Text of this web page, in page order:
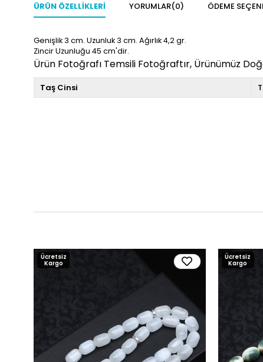
ÜRÜN ÖZELLIKLERI YORUMLAR(0) ÖDEME
Genişlik 3 cm. Uzunluk 3 cm. Ağırlık 4,2gr.
Zincir Uzunluğu 45 cm'dir.
Ürün Fotoğrafı Temsili Fotoğraftır, Ürünümüz
Taş Cinsi
Ücretsiz
Kargo
Ücretsiz
Kargo